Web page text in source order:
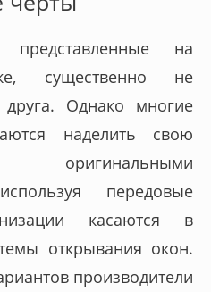
на
существенно не
Однако многие
наделить свою
передовые
касаются в
открывания окон.
производители